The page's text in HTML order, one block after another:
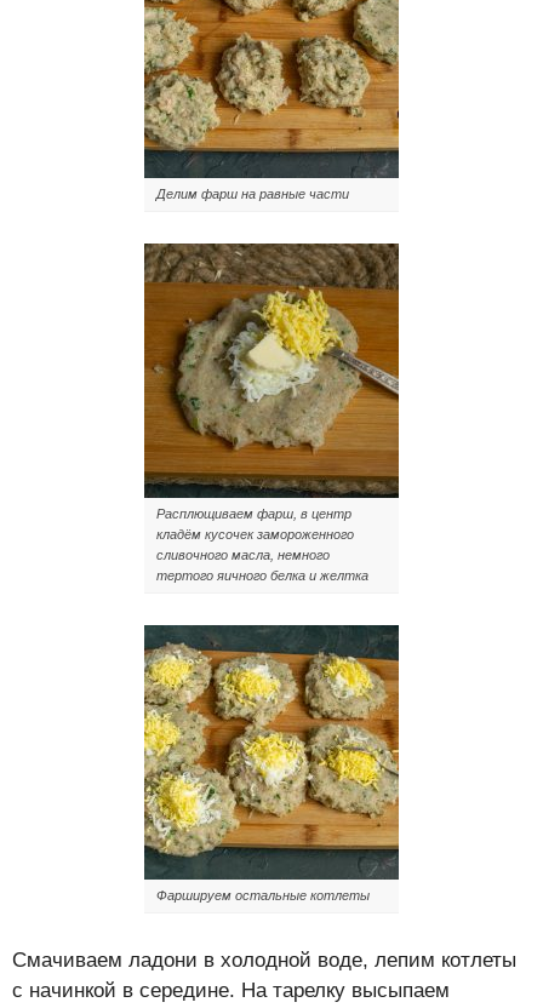
Делим фарш на равные части
Расплющиваем фарш, в центр
кладём кусочек замороженного
сливочного масла, немного
тертого яичного белка и желтка
Фаршируем остальные котлеты
Смачиваем ладони в холодной воде, лепим котлеты
с начинкой в середине. На тарелку высыпаем